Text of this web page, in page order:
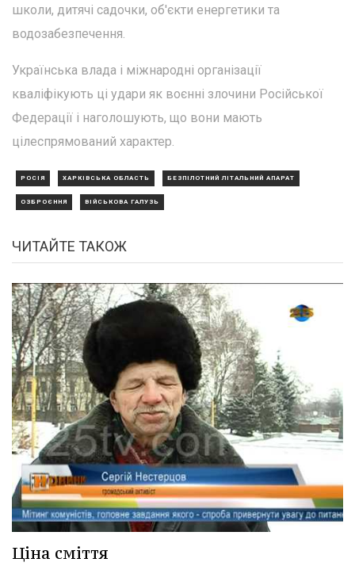
школи, дитячі садочки, об'єкти енергетики та
водозабезпечення.
Українська влада і міжнародні організації
кваліфікують ці удари як воєнні злочини Російської
Федерації і наголошують, що вони мають
цілеспрямований характер.
РОСІЯ ХАРКІВСЬКА ОБЛАСТЬ БЕЗПІЛОТНИЙ ЛІТАЛЬНИЙ АПАРАТ
ОЗБРОЄННЯ ВІЙСЬКОВА ГАЛУЗЬ
ЧИТАЙТЕ ТАКОЖ
Ціна сміття